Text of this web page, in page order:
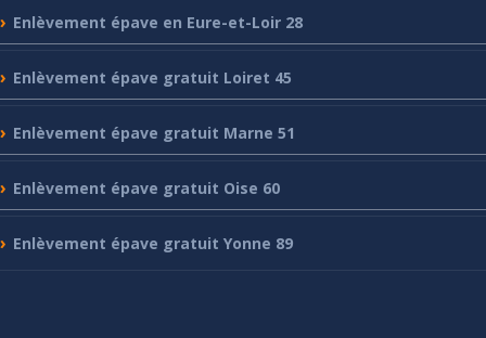
Enlèvement épave en Eure-et-Loir 28
Enlèvement épave gratuit Loiret 45
Enlèvement épave gratuit Marne 51
Enlèvement épave gratuit Oise 60
Enlèvement épave gratuit Yonne 89